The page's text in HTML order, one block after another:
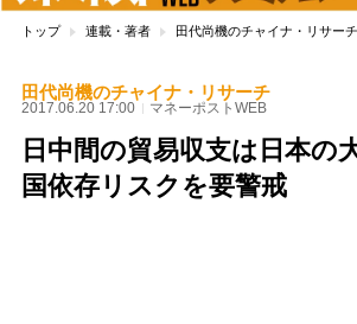
トップ 連載・著者 田代尚機のチャイナ・リサーチ
田代尚機のチャイナ・リサーチ
2017.06.20 17:00 マネーポストWEB
日中間の貿易収支は日本の
国依存リスクを要警戒